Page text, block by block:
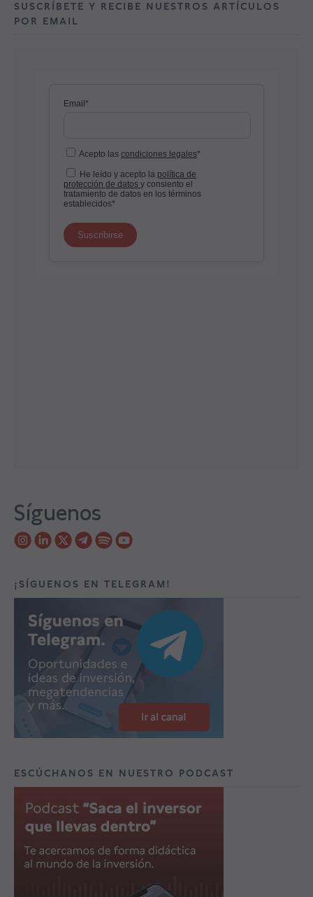
SUSCRÍBETE Y RECIBE NUESTROS ARTÍCULOS
POR EMAIL
Síguenos
¡SÍGUENOS EN TELEGRAM!
ESCÚCHANOS EN NUESTRO PODCAST